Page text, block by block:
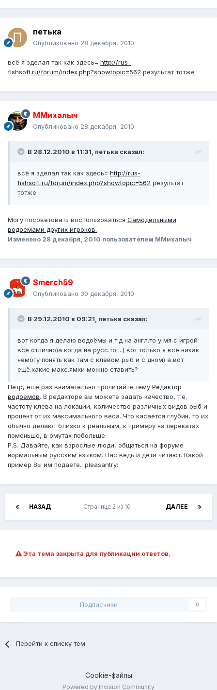
петька
Опубликовано 28 декабря, 2010
всё я зделал так как здесь= http://rus-
fishsoft.ru/forum/index.php?showtopic=562 результат тотже
ММихалыч
Опубликовано 28 декабря, 2010
В 28.12.2010 в 11:31, петька сказал:
всё я зделал так как здесь= http://rus-
fishsoft.ru/forum/index.php?showtopic=562 результат
тотже
Могу посоветовать воспользоваться Самодельными
водоемами других игроков.
Изменено 28 декабря, 2010 пользователем ММихалыч
Smerch59
Опубликовано 30 декабря, 2010
В 29.12.2010 в 09:21, петька сказал:
вот когда я делаю водоёмы и т.д на англ.то у мя с игрой
всё отлично)а когда на русс.то ...) вот только я всё никак
немогу понять как там с клёвом рыб и с дном) а вот
ещё.какие макс.ямки можно ставить?
Петр, еще раз внимательно прочитайте тему Редактор
водоемов. В редакторе вы можете задать качество, т.е.
частоту клева на локации, количество различных видов рыб и
процент от их максимального веса. Что касается глубин, то их
обычно делают близко к реальным, к примеру на перекатах
поменьше, в омутах побольше.
P.S. Давайте, как взрослые люди, общаться на форуме
нормальным русским языком. Нас ведь и дети читают. Какой
пример Вы им подаете. :pleasantry:
НАЗАД ДАЛЕЕ
Страница 2 из 10
Эта тема закрыта для публикации ответов.
Подписчики 0
Перейти к списку тем
Cookie-файлы
Powered by Invision Community